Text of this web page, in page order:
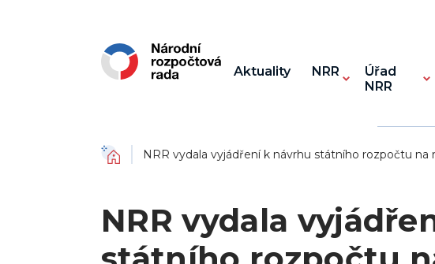
Aktuality NRR
Úřad
NRR
Domů NRR vydala vyjádření k návrhu státního rozpočtu na
NRR vydala